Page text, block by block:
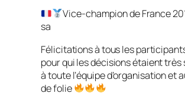
Vice-champion de France
sa
Félicitations à tous les
pour qui les décisions étaient très
à toute l’équipe d’organisation et
de folie